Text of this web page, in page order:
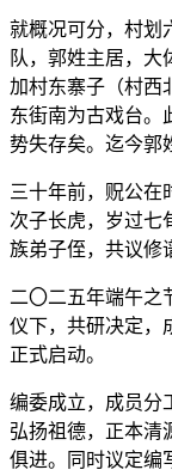
就概况可分，村划
队，郭姓主居，大
加村东寨子（村西
东街南为古戏台。
势失存矣。迄今郭
三十年前，贶公在
次子长虎，岁过七
族弟子侄，共议修
二〇二五年端午之
仪下，共研决定，
正式启动。
编委成立，成员分
弘扬祖德，正本清
俱进。同时议定编